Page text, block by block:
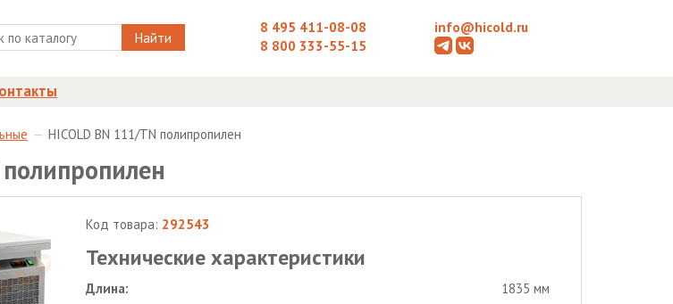
Найти
8 495 411-08-08
8 800 333-55-15
info@hicold.ru
HICOLD BN 111/TN полипропилен
Код товара: 292543
Технические характеристики
Длина:
1835 мм